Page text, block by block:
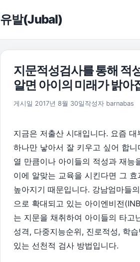
유발(Jubal)
지문적성검사를 통해 적
알면 아이의 미래가 밝아
게시일 2017년 8월 30일 작성자 barnabas
지금은 저출산 시대입니다. 요즘 대
하나만 낳아서 잘 키우고 싶어 합니
열 만큼이나 아이들의 적성과 재능
이에 알맞는 교육을 시킨다면 그 효
높아지기 때문입니다. 강남엄마들
으로 확대되고 있는 아이엔비전
는 지문을 채취하여 아이들의 타고
성격, 다중지능순위, 진로적성, 학
있는 선천적 검사 방법입니다.